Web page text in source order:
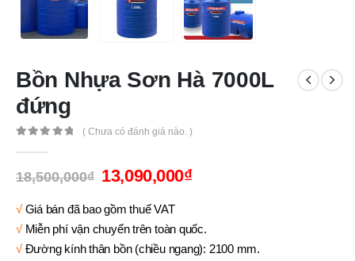
Bồn Nhựa Sơn Hà 7000L
đứng
( Chưa có đánh giá nào. )
18,500,000₫ 13,090,000₫
√Giá bán đã bao gồm thuế VAT
√Miễn phí vận chuyển trên toàn quốc.
√Đường kính thân bồn (chiều ngang): 2100 mm.